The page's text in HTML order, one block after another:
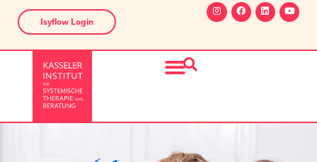
Isyflow Login